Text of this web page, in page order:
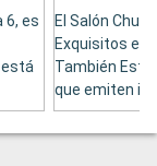
6, es
está
El Salón
Exquisitos es
También Está
que emiten